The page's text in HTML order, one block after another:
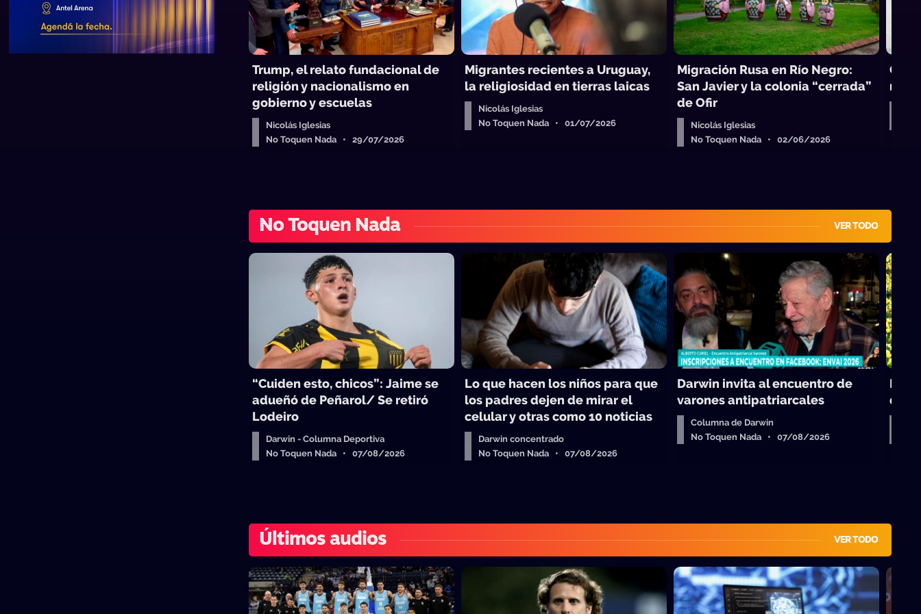
Trump, el relato fundacional de
religión y nacionalismo en
gobierno y escuelas
Nicolás Iglesias
No Toquen Nada • 29/07/2026
Migrantes recientes a Uruguay,
la religiosidad en tierras laicas
Nicolás Iglesias
No Toquen Nada • 01/07/2026
Migración Rusa en Río Negro:
San Javier y la colonia “cerrada”
de Ofir
Nicolás Iglesias
No Toquen Nada • 02/06/2026
No Toquen Nada VER TODO
“Cuiden esto, chicos”: Jaime se
adueñó de Peñarol/ Se retiró
Lodeiro
Darwin - Columna Deportiva
No Toquen Nada • 07/08/2026
Lo que hacen los niños para que
los padres dejen de mirar el
celular y otras como 10 noticias
Darwin concentrado
No Toquen Nada • 07/08/2026
Darwin invita al encuentro de
varones antipatriarcales
Columna de Darwin
No Toquen Nada • 07/08/2026
de
Últimos audios VER TODO